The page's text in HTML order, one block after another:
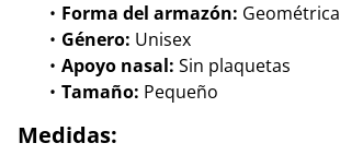
Forma del armazón: Geométrica
Género: Unisex
Apoyo nasal: Sin plaquetas
Tamaño: Pequeño
Medidas: